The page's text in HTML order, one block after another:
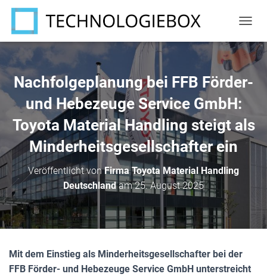
A
V
I
A
O
N
Nachfolgeplanung bei FFB Förder-
und Hebezeuge Service GmbH:
Toyota Material Handling steigt als
Minderheitsgesellschafter ein
Veröffentlicht vonFirma Toyota Material Handling
Deutschlandam25. August 2025
Mit dem Einstieg als Minderheitsgesellschafter bei der
FFB Förder- und Hebezeuge Service GmbH unterstreicht